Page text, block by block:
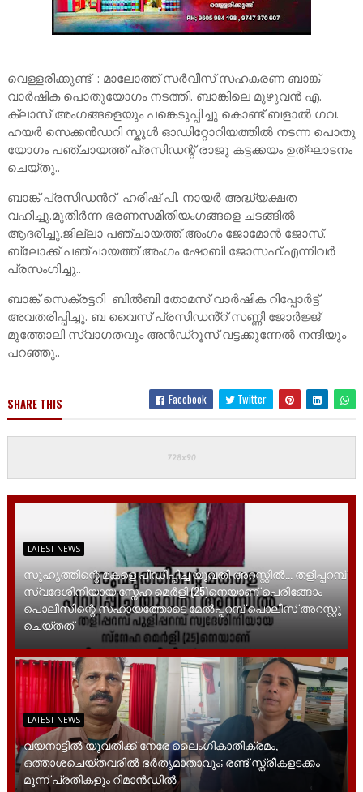
വെള്ളരിക്കുണ്ട് : മാലോത്ത് സർവീസ് സഹകരണ ബാങ്ക്
വാർഷിക പൊതുയോഗം നടത്തി. ബാങ്കിലെ മുഴുവൻ എ.
ക്ലാസ് അംഗങ്ങളെയും പങ്കെടുപ്പിച്ചു കൊണ്ട് ബളാൽ ഗവ.
ഹയർ സെക്കൻഡറി സ്കൂൾ ഓഡിറ്റോറിയത്തിൽ നടന്ന പൊതു
യോഗം പഞ്ചായത്ത് പ്രസിഡന്റ് രാജു കട്ടക്കയം ഉത്ഘാടനം
ചെയ്തു..
ബാങ്ക് പ്രസിഡൻറ് ഹരിഷ് പി. നായർ അദ്ധ്യക്ഷത
വഹിച്ചു.മുതിർന്ന ഭരണസമിതിയംഗങ്ങളെ ചടങ്ങിൽ
ആദരിച്ചു.ജില്ലാ പഞ്ചായത്ത് അംഗം ജോമോൻ ജോസ്.
ബ്ലോക്ക് പഞ്ചായത്ത് അംഗം ഷോബി ജോസഫ്.എന്നിവർ
പ്രസംഗിച്ചു..
ബാങ്ക് സെക്രട്ടറി ബിൽബി തോമസ് വാർഷിക റിപ്പോർട്ട്
അവതരിപ്പിച്ചു. ബ വൈസ് പ്രസിഡൻ്റ് സണ്ണി ജോർജ്ജ്
മുത്തോലി സ്വാഗതവും അൻഡ്റൂസ് വട്ടക്കുന്നേൽ നന്ദിയും
പറഞ്ഞു..
SHARE THIS Facebook Twitter
LATEST NEWS
സുഹൃത്തിന്റെ മകളെ പീഡിപ്പിച്ച യുവതി അറസ്റ്റിൽ... തളിപ്പറമ്പ്
സ്വദേശിനിയായ സ്നേഹ മെർളി (25)നെയാണ് പെരിങ്ങോം
പൊലീസിന്റെ സഹായത്തോടെ മേൽപ്പറമ്പ് പൊലീസ് അറസ്റ്റു
ചെയ്തത്
LATEST NEWS
വയനാട്ടിൽ യുവതിക്ക് നേരേ ലൈം​ഗികാതിക്രമം,
ഒത്താശചെയ്തവരിൽ ഭർതൃമാതാവും; രണ്ട് സ്ത്രീകളടക്കം
മൂന്ന് പ്രതികളും റിമാൻഡിൽ